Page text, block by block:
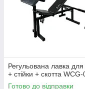
Регульована лавка
+ стійки + скотта
Готово до відправки